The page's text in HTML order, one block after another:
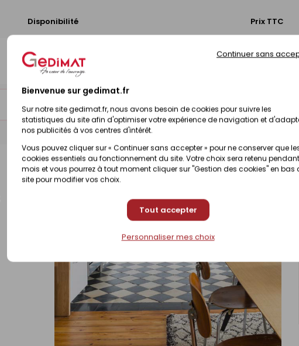
Bienvenue sur gedimat.fr
Sur notre site gedimat.fr, nous avons besoin de cookies pour suivre les
statistiques du site afin d'optimiser votre expérience de navigation et
nos publicités à vos centres d'intérêt.
Vous pouvez cliquer sur « Continuer sans accepter » pour ne conserver que
cookies essentiels au fonctionnement du site. Votre choix sera retenu pendant
mois et vous pourrez à tout moment cliquer sur "Gestion des cookies" en bas
site pour modifier vos choix.
Tout accepter
Continuer sans
Personnaliser mes choix
Disponibilité Prix TTC
Disponible sous 10 jours 42,34 €/
Disponible sous 10 jours 42,34 €